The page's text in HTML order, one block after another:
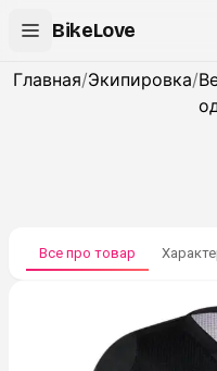
BikeLove
Главная/Экипировка/
Все про товар